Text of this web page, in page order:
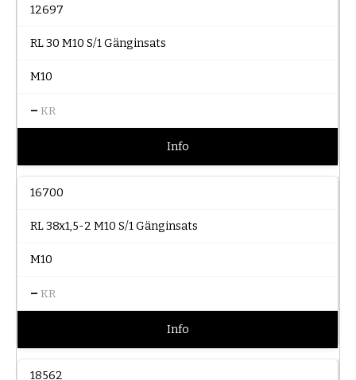
12697
RL 30 M10 S/1 Gänginsats
M10
– KR
Info
16700
RL 38x1,5-2 M10 S/1 Gänginsats
M10
– KR
Info
18562